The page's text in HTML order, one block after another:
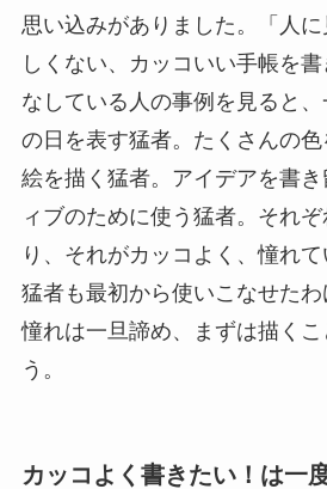
思い込みがありました。「人
しくない、カッコいい手帳を
なしている人の事例を見ると
の日を表す猛者。たくさんの
絵を描く猛者。アイデアを書
ィブのために使う猛者。それ
り、それがカッコよく、憧れて
猛者も最初から使いこなせたわ
憧れは一旦諦め、まずは描くこ
う。
カッコよく書きたい！は一